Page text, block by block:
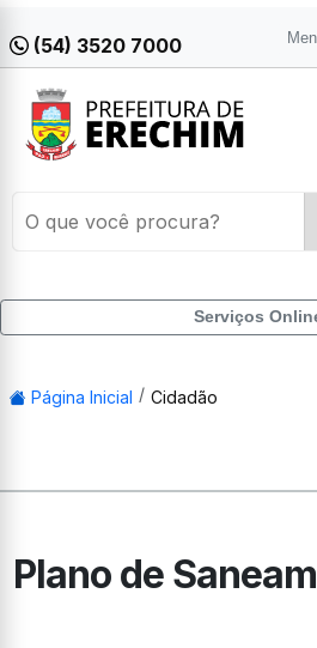
(54) 3520 7000
Serviços
Página Inicial Cidadão
Plano de